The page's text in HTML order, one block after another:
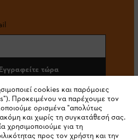
τώρα
#STIHL
cookies και παρόμοιες
Προκειμένου να παρέχουμε τον
ορισμένα "απολύτως
και χωρίς τη συγκατάθεσή σας.
χρησιμοποιούμε για τη
προς τον χρήστη και την